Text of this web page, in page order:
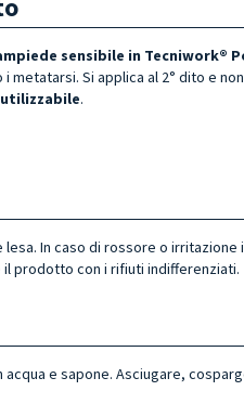
sensibile in Tecniwork®
metatarsi. Si applica al 2° dito e
.
lesa. In caso di rossore o
prodotto con i rifiuti indifferenziati.
acqua e sapone. Asciugare,